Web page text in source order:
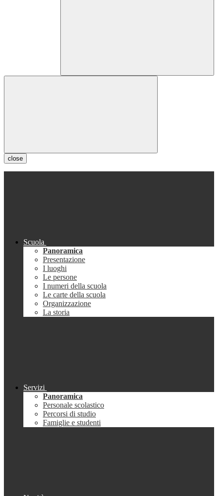
close
Scuola
Panoramica
Presentazione
I luoghi
Le persone
I numeri della scuola
Le carte della scuola
Organizzazione
La storia
Servizi
Panoramica
Personale scolastico
Percorsi di studio
Famiglie e studenti